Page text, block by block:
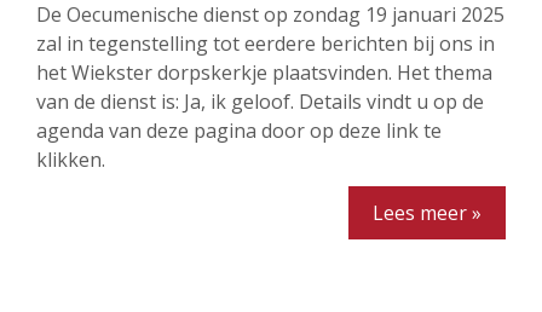
De Oecumenische dienst op zondag 19 januari 2025
zal in tegenstelling tot eerdere berichten bij ons in
het Wiekster dorpskerkje plaatsvinden. Het thema
van de dienst is: Ja, ik geloof. Details vindt u op de
agenda van deze pagina door op deze link te
klikken.
Lees meer »